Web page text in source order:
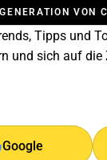
VON
Tipps und
und sich auf
Google